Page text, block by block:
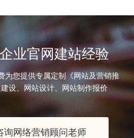
业官网建站经验
为您提供专属定制《网站及营销推
设、网站设计、网站制作报价
询网络营销顾问老师